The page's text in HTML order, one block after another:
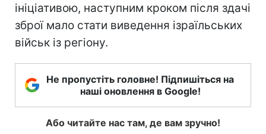
ініціативою, наступним кроком після здачі
зброї мало стати виведення ізраїльських
військ із регіону.
Не пропустіть головне! Підпишіться на
наші оновлення в Google!
Або читайте нас там, де вам зручно!